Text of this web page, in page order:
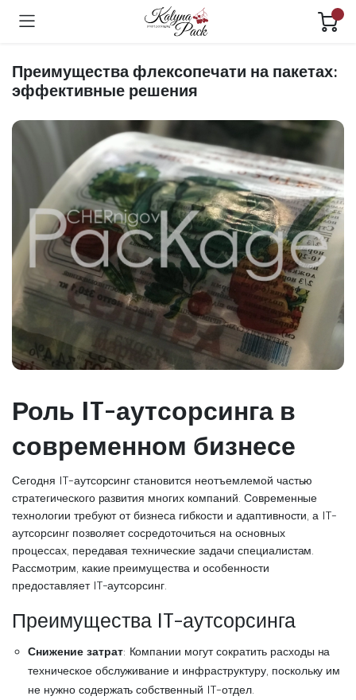
Преимущества флексопечати на пакетах:
эффективные решения
Роль IT-аутсорсинга в
современном бизнесе
Сегодня IT-аутсорсинг становится неотъемлемой частью
стратегического развития многих компаний. Современные
технологии требуют от бизнеса гибкости и адаптивности, а IT-
аутсорсинг позволяет сосредоточиться на основных
процессах, передавая технические задачи специалистам.
Рассмотрим, какие преимущества и особенности
предоставляет IT-аутсорсинг.
Преимущества IT-аутсорсинга
Снижение затрат: Компании могут сократить расходы на
техническое обслуживание и инфраструктуру, поскольку им
не нужно содержать собственный IT-отдел.